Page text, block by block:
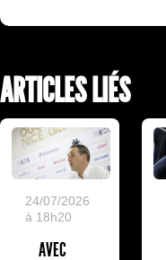
ARTICLES LIÉS
24/07/2026
à 18h20
AVEC